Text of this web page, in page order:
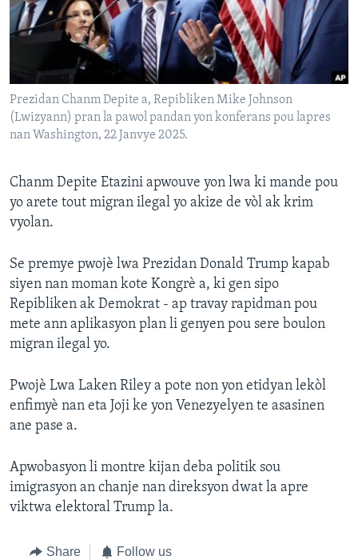
Languages
Prezidan Chanm Depite a, Repibliken Mike Johnson
(Lwizyann) pran la pawol pandan yon konferans pou lapres
nan Washington, 22 Janvye 2025.
Chanm Depite Etazini apwouve yon lwa ki mande pou
yo arete tout migran ilegal yo akize de vòl ak krim
vyolan.
Se premye pwojè lwa Prezidan Donald Trump kapab
siyen nan moman kote Kongrè a, ki gen sipo
Repibliken ak Demokrat - ap travay rapidman pou
mete ann aplikasyon plan li genyen pou sere boulon
migran ilegal yo.
Pwojè Lwa Laken Riley a pote non yon etidyan lekòl
enfimyè nan eta Joji ke yon Venezyelyen te asasinen
ane pase a.
Apwobasyon li montre kijan deba politik sou
imigrasyon an chanje nan direksyon dwat la apre
viktwa elektoral Trump la.
Share Follow us